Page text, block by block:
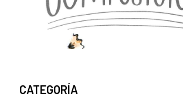
CATEGORÍA